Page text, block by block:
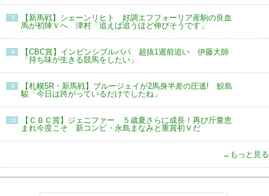
7
【新馬戦】シェーンリヒト 好調エフフォーリア産駒の良血
馬が初陣Ｖへ 津村「追えば追うほど伸びそうです」
8
【CBC賞】インビンシブルパパ 超抜1週前追い 伊藤大師
「持ち味が生きる競馬をしたい」
9
【札幌5R・新馬戦】ブルージェイが2馬身半差の圧逃! 鮫島
駿「今日は跨がっているだけでしたね」
10
【ＣＢＣ賞】ジェニファー ５歳夏さらに成長！再び斤量恵
まれ今度こそ 新コンビ・永島まなみと重賞初Ｖだ
→もっと見る